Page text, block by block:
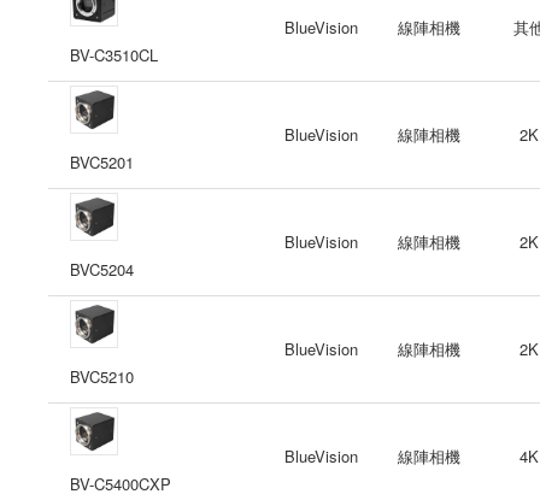
BV-C3510CL
BlueVision 線陣相機 其
BVC5201
BlueVision 線陣相機 2K
BVC5204
BlueVision 線陣相機 2K
BVC5210
BlueVision 線陣相機 2K
BV-C5400CXP
BlueVision 線陣相機 4K